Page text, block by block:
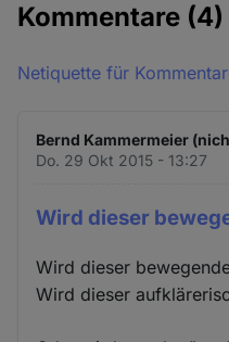
Kommentare (4)
Netiquette für
Bernd Kammermeier
Do. 29 Okt 2015 - 13:27
Wird dieser
Wird dieser
Wird dieser